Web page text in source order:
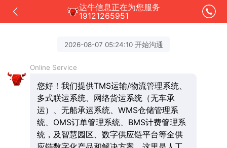
达牛信息正在为您服务
19121265951
2026-08-07 05:24:10 开始沟通
Online Service
您好！我们提供TMS运输/物流管理系统、
多式联运系统、网络货运系统（无车承
运）、无船承运系统、WMS仓储管理系
统、OMS订单管理系统、BMS计费管理系
统，及智慧园区、数字供应链平台等全供